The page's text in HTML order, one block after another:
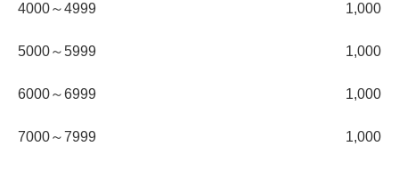
4000～4999 1,000
5000～5999 1,000
6000～6999 1,000
7000～7999 1,000